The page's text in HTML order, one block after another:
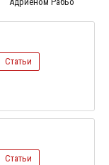
Статьи
Статьи